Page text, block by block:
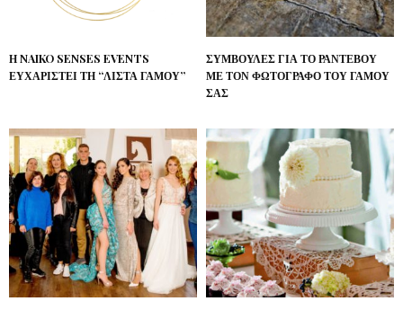
Η NAIKO SENSES EVENTS
ΕΥΧΑΡΙΣΤΕΊ ΤΗ “ΛΊΣΤΑ ΓΆΜΟΥ”
ΣΥΜΒΟΥΛΈΣ ΓΙΑ ΤΟ ΡΑΝΤΕΒΟΎ
ΜΕ ΤΟΝ ΦΩΤΟΓΡΆΦΟ ΤΟΥ ΓΆΜΟΥ
ΣΑΣ